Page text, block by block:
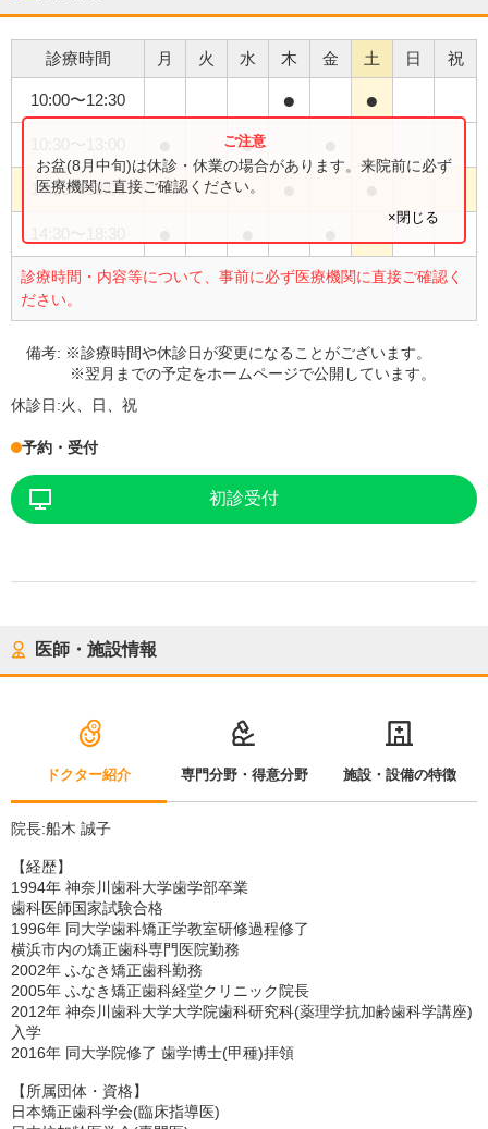
診療時間 月 火 水 木 金 土 日 祝
10:00〜12:30 ● ●
●
14:00〜18:00
診療時間・内容等について、事前に必ず医療機関に直接ご確認く
ださい。
お盆(8月中旬)は休診・休業の場合があります。来院前に必ず
医療機関に直接ご確認ください。
×閉じる
備考: ※診療時間や休診日が変更になることがございます。
※翌月までの予定をホームページで公開しています。
休診日:火、日、祝
予約・受付
初診受付
医師・施設情報
ドクター紹介 専門分野・得意分野 施設・設備の特徴
院長:船木 誠子
【経歴】
1994年 神奈川歯科大学歯学部卒業
歯科医師国家試験合格
1996年 同大学歯科矯正学教室研修過程修了
横浜市内の矯正歯科専門医院勤務
2002年 ふなき矯正歯科勤務
2005年 ふなき矯正歯科経堂クリニック院長
2012年 神奈川歯科大学大学院歯科研究科(薬理学抗加齢歯科学講座)
入学
2016年 同大学院修了 歯学博士(甲種)拝領
【所属団体・資格】
日本矯正歯科学会(臨床指導医)